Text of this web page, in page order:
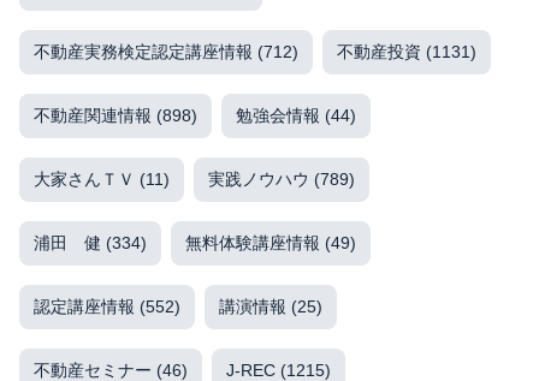
不動産実務検定認定講座情報 (712) 不動産投資 (1131)
不動産関連情報 (898) 勉強会情報 (44)
大家さんＴＶ (11) 実践ノウハウ (789)
浦田 健 (334) 無料体験講座情報 (49)
認定講座情報 (552) 講演情報 (25)
不動産セミナー (46) J-REC (1215)